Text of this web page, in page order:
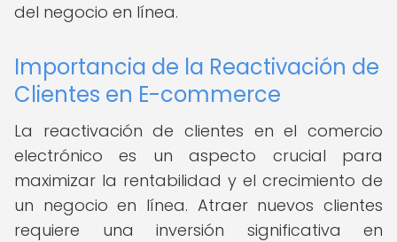
del negocio en línea.
Importancia de la Reactivación de
Clientes en E-commerce
La reactivación de clientes en el comercio
electrónico es un aspecto crucial para
maximizar la rentabilidad y el crecimiento de
un negocio en línea. Atraer nuevos clientes
requiere una inversión significativa en